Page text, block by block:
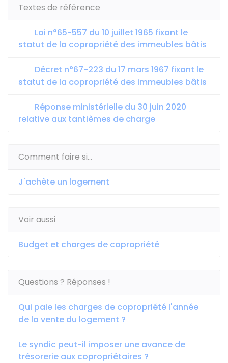
Textes de référence
Loi n°65-557 du 10 juillet 1965 fixant le
statut de la copropriété des immeubles bâtis
Décret n°67-223 du 17 mars 1967 fixant le
statut de la copropriété des immeubles bâtis
Réponse ministérielle du 30 juin 2020
relative aux tantièmes de charge
Comment faire si...
J'achète un logement
Voir aussi
Budget et charges de copropriété
Questions ? Réponses !
Qui paie les charges de copropriété l'année
de la vente du logement ?
Le syndic peut-il imposer une avance de
trésorerie aux copropriétaires ?